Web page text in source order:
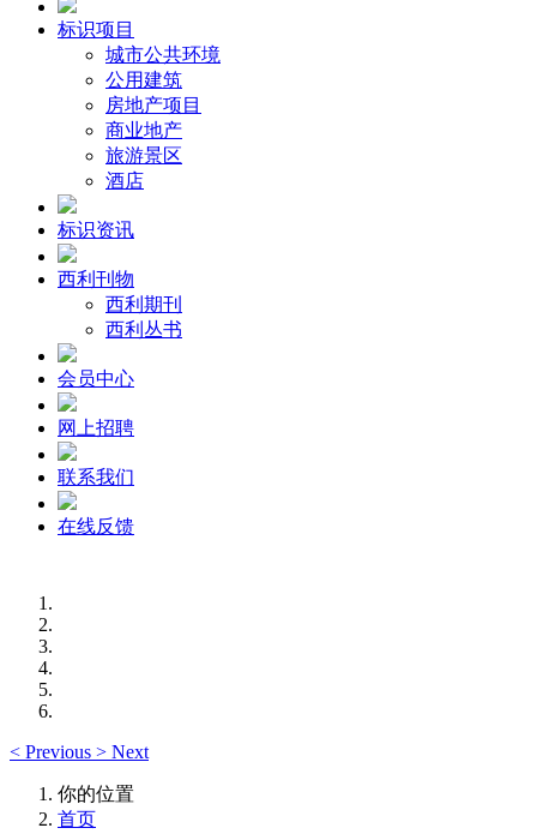
标识项目
城市公共环境
公用建筑
房地产项目
商业地产
旅游景区
酒店
标识资讯
西利刊物
西利期刊
西利丛书
会员中心
网上招聘
联系我们
在线反馈
< Previous > Next
你的位置
首页